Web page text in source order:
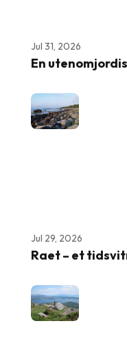
Jul 31, 2026
En
Jul 29, 2026
Raet – et